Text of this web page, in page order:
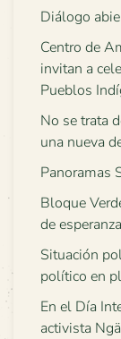
Diálogo
Centro de
invitan a
Pueblos
No se trata
una nueva
Panoramas
Bloque
de
Situación
político en
En el Día
activista